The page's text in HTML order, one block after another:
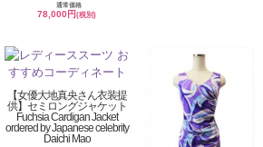
通常価格
78,000円(税別)
【女優大地真央さん衣装提
供】セミロングジャケット
Fuchsia Cardigan Jacket
ordered by Japanese celebrity
Daichi Mao